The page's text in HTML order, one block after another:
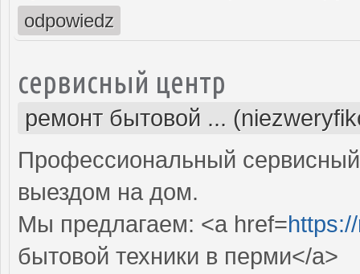
odpowiedz
сервисный центр
ремонт бытовой ...
Профессиональный
выездом на дом.
Мы предлагаем: <a href=
бытовой техники в перми</a>